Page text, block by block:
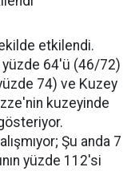
etkilendi.
yüzde 64'ü (46/72)
74) ve Kuzey
kuzeyinde
Şu anda 7
yüzde 112'si